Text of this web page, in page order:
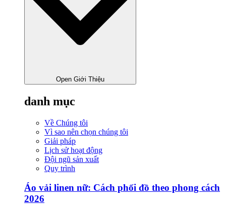
Open Giới Thiệu
danh mục
Về Chúng tôi
Vì sao nên chọn chúng tôi
Giải pháp
Lịch sử hoạt động
Đội ngũ sản xuất
Quy trình
Áo vải linen nữ: Cách phối đồ theo phong cách
2026